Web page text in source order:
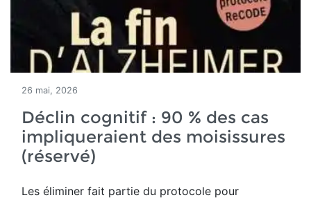
26 mai, 2026
Déclin cognitif : 90 % des cas
impliqueraient des moisissures
(réservé)
Les éliminer fait partie du protocole pour